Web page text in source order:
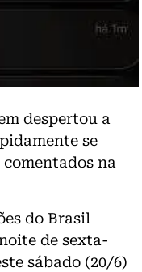
despertou a
se
na
do Brasil
de sexta-
sábado (20/6)